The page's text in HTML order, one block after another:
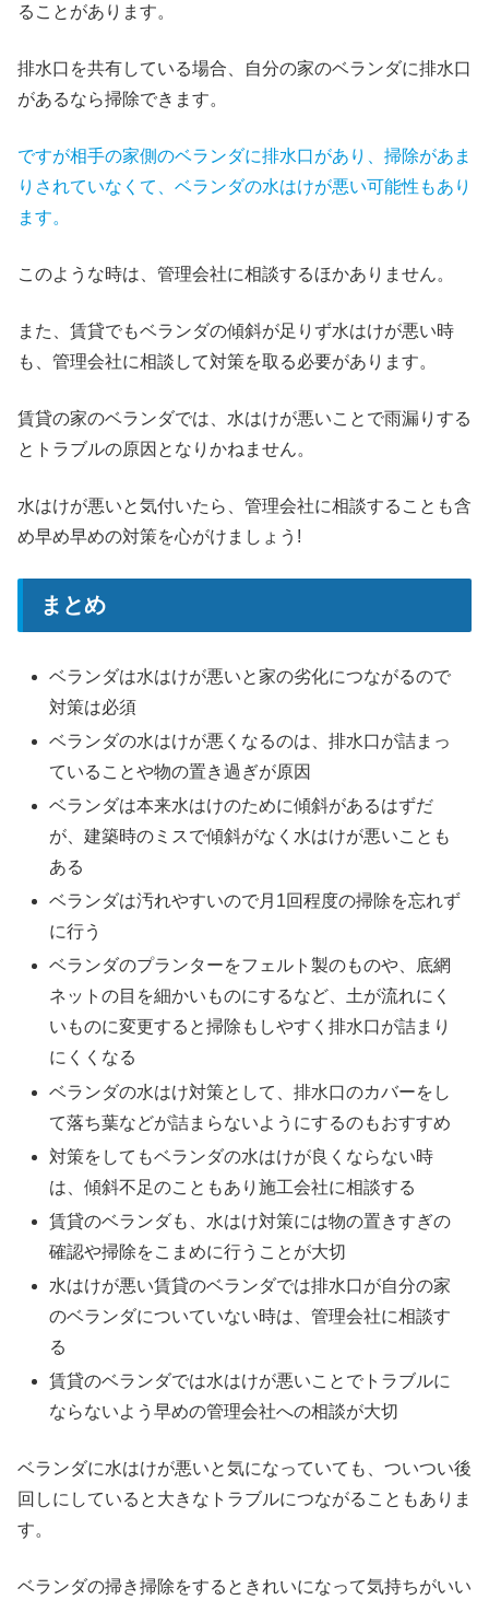
ることがあります。
排水口を共有している場合、自分の家のベランダに排水口
があるなら掃除できます。
ですが相手の家側のベランダに排水口があり、掃除があま
りされていなくて、ベランダの水はけが悪い可能性もあり
ます。
このような時は、管理会社に相談するほかありません。
また、賃貸でもベランダの傾斜が足りず水はけが悪い時
も、管理会社に相談して対策を取る必要があります。
賃貸の家のベランダでは、水はけが悪いことで雨漏りする
とトラブルの原因となりかねません。
水はけが悪いと気付いたら、管理会社に相談することも含
め早め早めの対策を心がけましょう!
まとめ
ベランダは水はけが悪いと家の劣化につながるので
対策は必須
ベランダの水はけが悪くなるのは、排水口が詰まっ
ていることや物の置き過ぎが原因
ベランダは本来水はけのために傾斜があるはずだ
が、建築時のミスで傾斜がなく水はけが悪いことも
ある
ベランダは汚れやすいので月1回程度の掃除を忘れず
に行う
ベランダのプランターをフェルト製のものや、底網
ネットの目を細かいものにするなど、土が流れにく
いものに変更すると掃除もしやすく排水口が詰まり
にくくなる
ベランダの水はけ対策として、排水口のカバーをし
て落ち葉などが詰まらないようにするのもおすすめ
対策をしてもベランダの水はけが良くならない時
は、傾斜不足のこともあり施工会社に相談する
賃貸のベランダも、水はけ対策には物の置きすぎの
確認や掃除をこまめに行うことが大切
水はけが悪い賃貸のベランダでは排水口が自分の家
のベランダについていない時は、管理会社に相談す
る
賃貸のベランダでは水はけが悪いことでトラブルに
ならないよう早めの管理会社への相談が大切
ベランダに水はけが悪いと気になっていても、ついつい後
回しにしていると大きなトラブルにつながることもありま
す。
ベランダの掃き掃除をするときれいになって気持ちがいい